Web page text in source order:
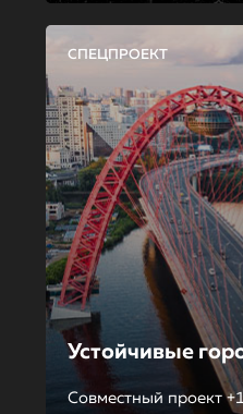
СПЕЦПРОЕКТ
Устойчивые
Совместный проект